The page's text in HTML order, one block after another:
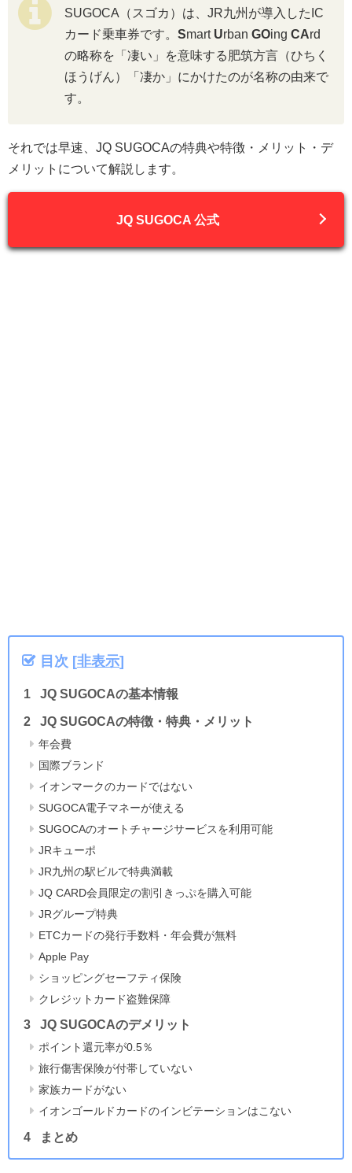
SUGOCA（スゴカ）は、JR九州が導入したIC
カード乗車券です。 Smart Urban GOing CArd
の略称を「凄い」を意味する肥筑方言（ひちく
ほうげん）「凄か」にかけたのが名称の由来で
す。
それでは早速、JQ SUGOCAの特典や特徴・メリット・デ
メリットについて解説します。
JQ SUGOCA 公式
目次 [非表示]
JQ SUGOCAの基本情報
JQ SUGOCAの特徴・特典・メリット
年会費
国際ブランド
イオンマークのカードではない
SUGOCA電子マネーが使える
SUGOCAのオートチャージサービスを利用可能
JRキューポ
JR九州の駅ビルで特典満載
JQ CARD会員限定の割引きっぷを購入可能
JRグループ特典
ETCカードの発行手数料・年会費が無料
Apple Pay
ショッピングセーフティ保険
クレジットカード盗難保障
JQ SUGOCAのデメリット
ポイント還元率が0.5％
旅行傷害保険が付帯していない
家族カードがない
イオンゴールドカードのインビテーションはこない
まとめ